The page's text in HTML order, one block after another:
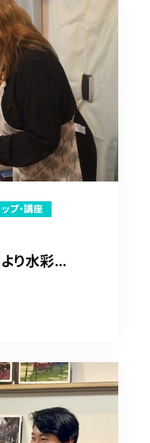
プ・講座
より水彩...